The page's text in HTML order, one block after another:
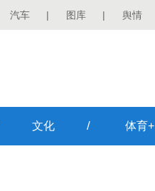
汽车 | 图库 | 舆情
文化 / 体育+